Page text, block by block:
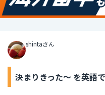
shintaさん
決まりきった～ を英語